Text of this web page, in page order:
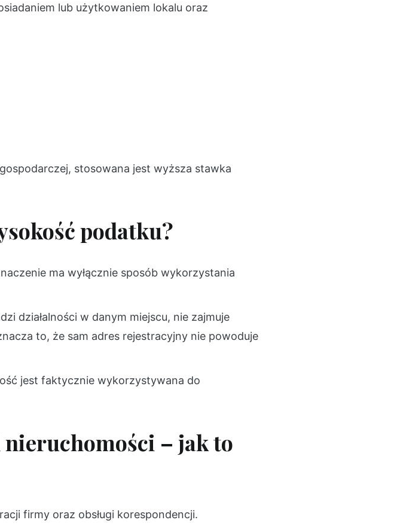
lub użytkowaniem lokalu oraz
stosowana jest wyższa stawka
podatku?
ma wyłącznie sposób wykorzystania
działalności w danym miejscu, nie zajmuje
to, że sam adres rejestracyjny nie powoduje
jest faktycznie wykorzystywana do
– jak to
firmy oraz obsługi korespondencji.